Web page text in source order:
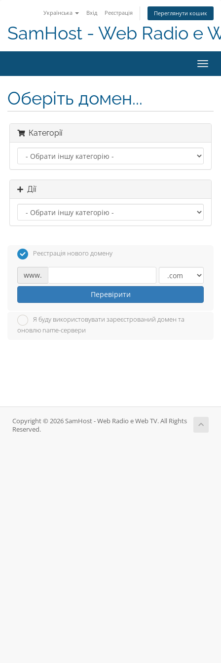
Українська Вхід Реєстрація Переглянути кошик
SamHost - Web Radio e
Оберіть домен...
Категорії
Дії
Реєстрація нового домену
www.
Перевірити
Я буду використовувати зареєстрований домен та
оновлю name-сервери
Copyright © 2026 SamHost - Web Radio e Web TV. All Rights
Reserved.